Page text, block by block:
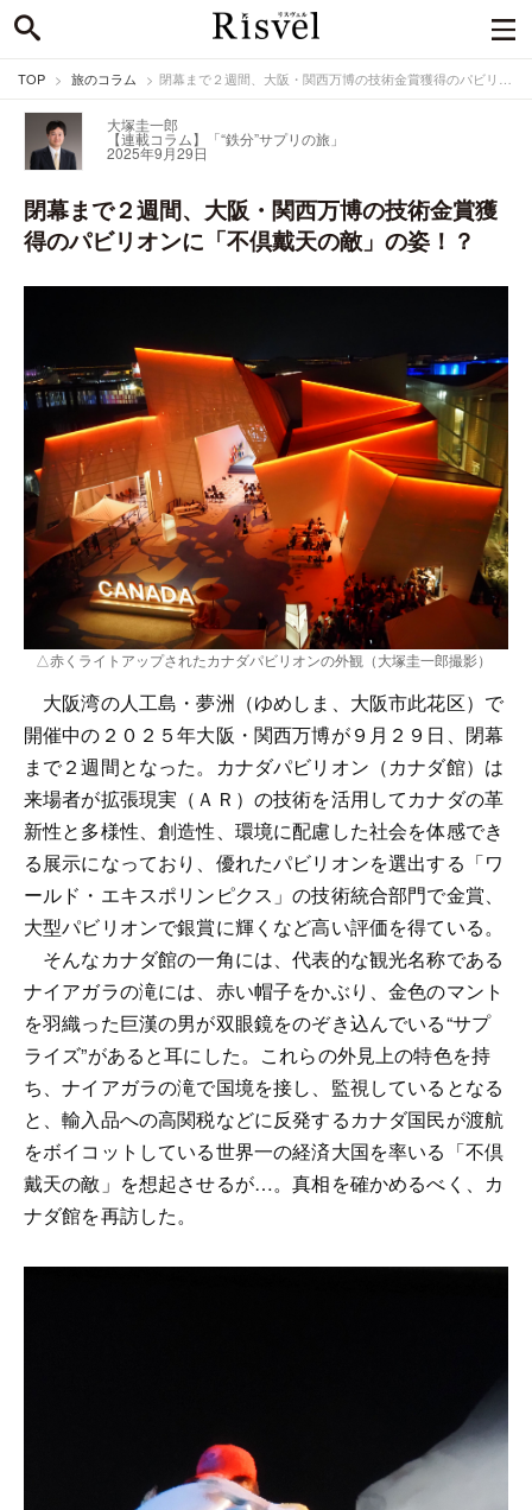
TOP 旅のコラム 閉幕まで２週間、大阪・関西万博の技術金賞獲得のパビリオンに「不倶戴天の敵」の姿！？
大塚圭一郎
【連載コラム】「“鉄分”サプリの旅」
2025年9月29日
閉幕まで２週間、大阪・関西万博の技術金賞獲
得のパビリオンに「不倶戴天の敵」の姿！？
△赤くライトアップされたカナダパビリオンの外観（大塚圭一郎撮影）
大阪湾の人工島・夢洲（ゆめしま、大阪市此花区）で
開催中の２０２５年大阪・関西万博が９月２９日、閉幕
まで２週間となった。カナダパビリオン（カナダ館）は
来場者が拡張現実（ＡＲ）の技術を活用してカナダの革
新性と多様性、創造性、環境に配慮した社会を体感でき
る展示になっており、優れたパビリオンを選出する「ワ
ールド・エキスポリンピクス」の技術統合部門で金賞、
大型パビリオンで銀賞に輝くなど高い評価を得ている。
そんなカナダ館の一角には、代表的な観光名称である
ナイアガラの滝には、赤い帽子をかぶり、金色のマント
を羽織った巨漢の男が双眼鏡をのぞき込んでいる“サプ
ライズ”があると耳にした。これらの外見上の特色を持
ち、ナイアガラの滝で国境を接し、監視しているとなる
と、輸入品への高関税などに反発するカナダ国民が渡航
をボイコットしている世界一の経済大国を率いる「不倶
戴天の敵」を想起させるが…。真相を確かめるべく、カ
ナダ館を再訪した。